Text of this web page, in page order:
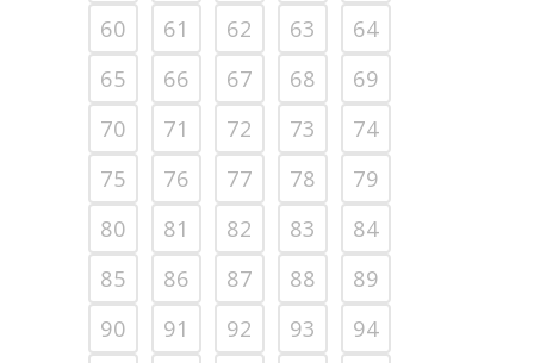
60
61 62 63
64
65
66 67 68
69
70
71 72 73
74
75
76 77 78
79
80
81 82 83
84
85
86 87 88
89
90
91 92 93
94